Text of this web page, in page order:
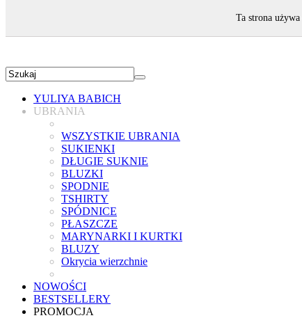
YULIYA BABICH
UBRANIA
WSZYSTKIE UBRANIA
SUKIENKI
DŁUGIE SUKNIE
BLUZKI
SPODNIE
TSHIRTY
SPÓDNICE
PŁASZCZE
MARYNARKI I KURTKI
BLUZY
Okrycia wierzchnie
NOWOŚCI
BESTSELLERY
PROMOCJA
Ta strona